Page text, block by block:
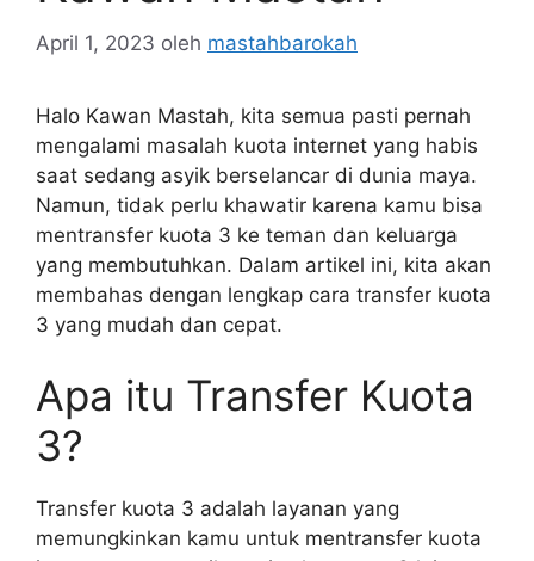
April 1, 2023 oleh mastahbarokah
Halo Kawan Mastah, kita semua pasti pernah
mengalami masalah kuota internet yang habis
saat sedang asyik berselancar di dunia maya.
Namun, tidak perlu khawatir karena kamu bisa
mentransfer kuota 3 ke teman dan keluarga
yang membutuhkan. Dalam artikel ini, kita akan
membahas dengan lengkap cara transfer kuota
3 yang mudah dan cepat.
Apa itu Transfer Kuota
3?
Transfer kuota 3 adalah layanan yang
memungkinkan kamu untuk mentransfer kuota